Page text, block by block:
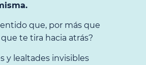
que, por más que
te tira hacia atrás?
y lealtades invisibles